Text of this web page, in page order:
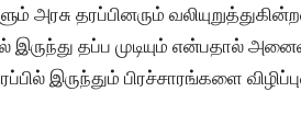
தரப்பினரும்
தப்ப முடியும் என்பதால்
இருந்தும் பிரச்சாரங்களை